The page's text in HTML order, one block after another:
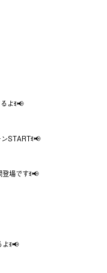
よꉂ📢
STARTꉂ📢
場ですꉂ📢
ꉂ📢